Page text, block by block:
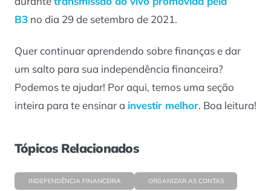
B3 no dia 29 de setembro de 2021.
Quer continuar aprendendo sobre finanças e dar
um salto para sua independência financeira?
Podemos te ajudar! Por aqui, temos uma seção
inteira para te ensinar a investir melhor. Boa leitura!
Tópicos Relacionados
INDEPENDÊNCIA FINANCEIRA ORGANIZAR AS CONTAS